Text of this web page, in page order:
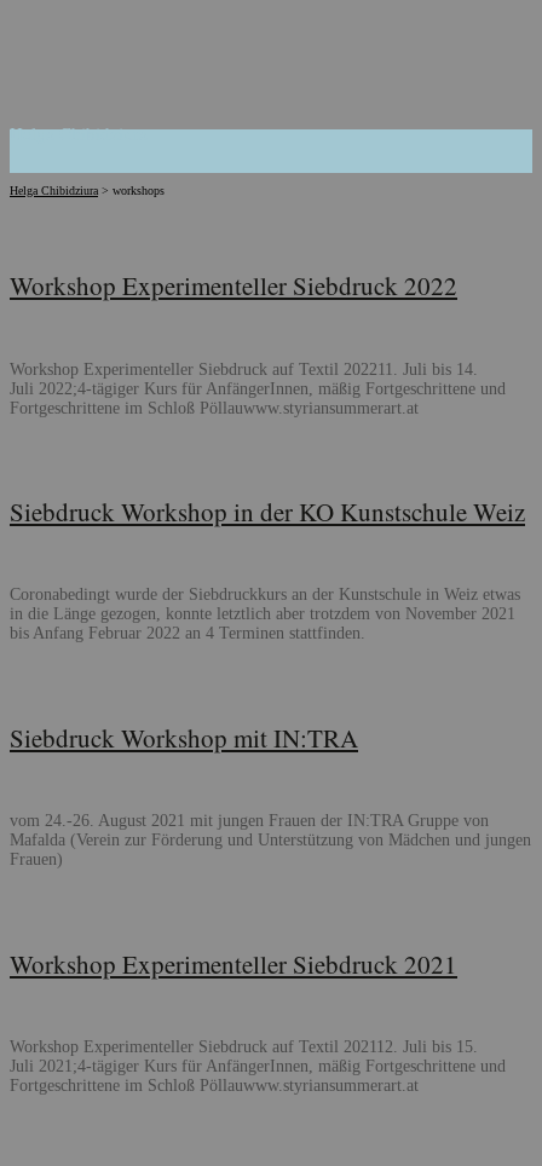
Helga Chibidziura
Helga Chibidziura > workshops
Workshop Experimenteller Siebdruck 2022
Workshop Experimenteller Siebdruck auf Textil 202211. Juli bis 14.
Juli 2022;4-tägiger Kurs für AnfängerInnen, mäßig Fortgeschrittene und
Fortgeschrittene im Schloß Pöllauwww.styriansummerart.at
Siebdruck Workshop in der KO Kunstschule Weiz
Coronabedingt wurde der Siebdruckkurs an der Kunstschule in Weiz etwas
in die Länge gezogen, konnte letztlich aber trotzdem von November 2021
bis Anfang Februar 2022 an 4 Terminen stattfinden.
Siebdruck Workshop mit IN:TRA
vom 24.-26. August 2021 mit jungen Frauen der IN:TRA Gruppe von
Mafalda (Verein zur Förderung und Unterstützung von Mädchen und jungen
Frauen)
Workshop Experimenteller Siebdruck 2021
Workshop Experimenteller Siebdruck auf Textil 202112. Juli bis 15.
Juli 2021;4-tägiger Kurs für AnfängerInnen, mäßig Fortgeschrittene und
Fortgeschrittene im Schloß Pöllauwww.styriansummerart.at